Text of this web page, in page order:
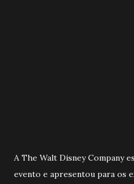
A The Walt Disney Company
evento e apresentou para os